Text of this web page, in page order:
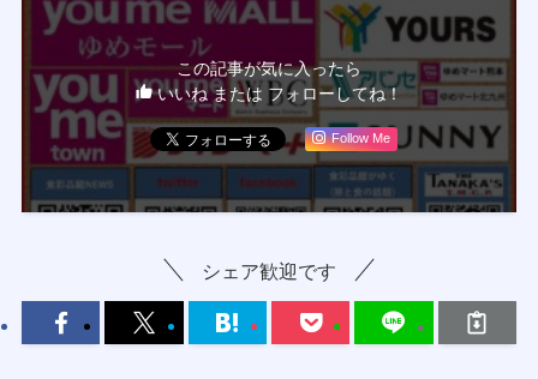
この記事が気に入ったら
いいね または フォローしてね！
Follow Me
シェア歓迎です